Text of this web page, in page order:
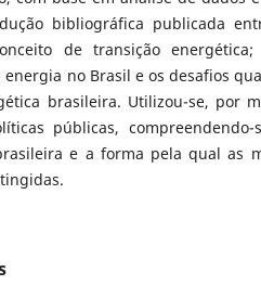
bibliográfica publicada
de transição
energia no Brasil e os desafios
brasileira. Utilizou-se, por
públicas,
e a forma pela qual as